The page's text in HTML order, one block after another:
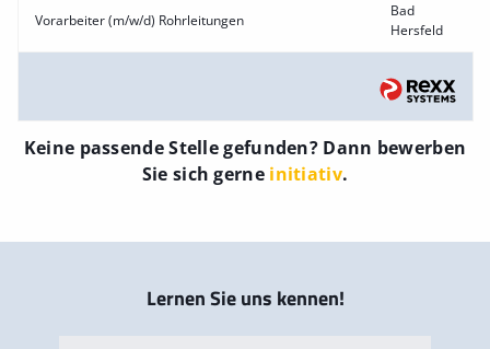
Vorarbeiter (m/w/d) Rohrleitungen
Bad
Hersfeld
Keine passende Stelle gefunden? Dann bewerben
Sie sich gerne initiativ.
Lernen Sie uns kennen!